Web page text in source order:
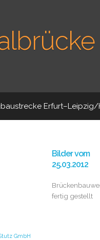
Erfurt–Leipzig/
Bilder vom
25.03.2012
fertig gestellt
GmbH